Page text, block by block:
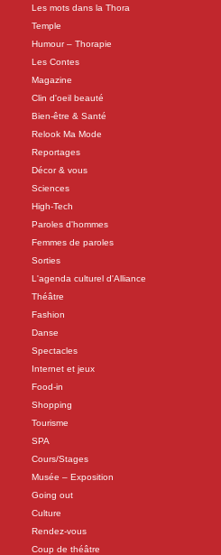
Les mots dans la Thora
Temple
Humour – Thorapie
Les Contes
Magazine
Clin d'oeil beauté
Bien-être & Santé
Relook Ma Mode
Reportages
Décor & vous
Sciences
High-Tech
Paroles d'hommes
Femmes de paroles
Sorties
L'agenda culturel d'Alliance
Théâtre
Fashion
Danse
Spectacles
Internet et jeux
Food-in
Shopping
Tourisme
SPA
Cours/Stages
Musée – Exposition
Going out
Culture
Rendez-vous
Coup de théâtre